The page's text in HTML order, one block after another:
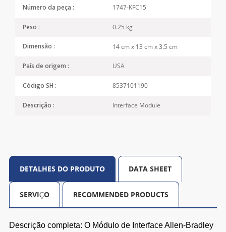
Número da peça : 1747-KFC15
Peso : 0.25 kg
Dimensão : 14 cm x 13 cm x 3.5 cm
País de origem : USA
Código SH : 8537101190
Descrição : Interface Module
DETALHES DO PRODUTO DATA SHEET
SERVIÇO RECOMMENDED PRODUCTS
Descrição completa: O Módulo de Interface Allen-Bradley